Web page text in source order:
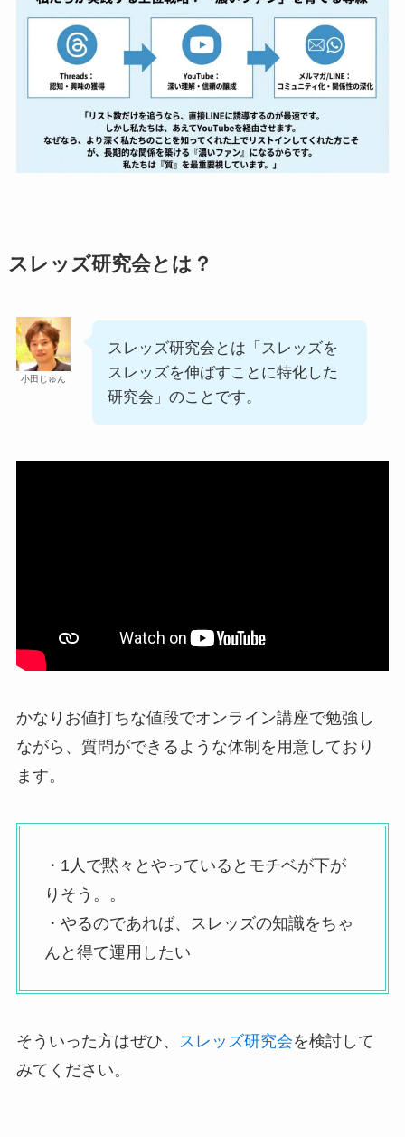
スレッズ研究会とは？
小田じゅん
スレッズ研究会とは「スレッズを
スレッズを伸ばすことに特化した
研究会」のことです。
かなりお値打ちな値段でオンライン講座で勉強し
ながら、質問ができるような体制を用意しており
ます。
・1人で黙々とやっているとモチベが下が
りそう。。
・やるのであれば、スレッズの知識をちゃ
んと得て運用したい
そういった方はぜひ、 スレッズ研究会を検討して
みてください。